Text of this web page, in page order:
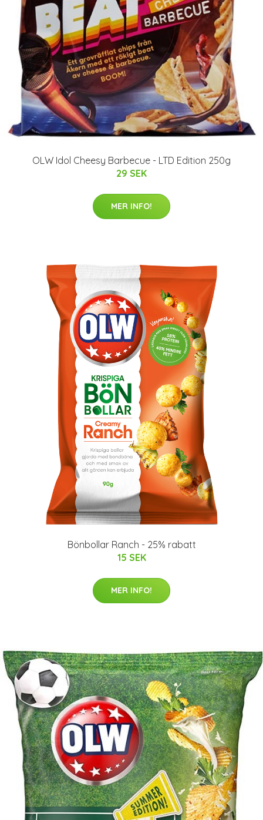
OLW Idol Cheesy Barbecue - LTD Edition 250g
29 SEK
MER INFO!
Bönbollar Ranch - 25% rabatt
15 SEK
MER INFO!